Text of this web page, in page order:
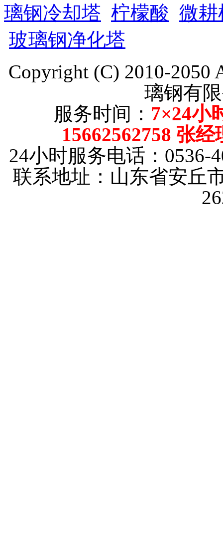
璃钢冷却塔 柠檬酸 微耕
玻璃钢净化塔
Copyright (C) 2010-2050
璃钢有
服务时间： 7×24小
15662562758 张
24小时服务电话：
联系地址：山东省安丘